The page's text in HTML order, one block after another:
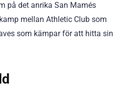
på det anrika San Mamés
mellan Athletic Club som
som kämpar för att hitta sin